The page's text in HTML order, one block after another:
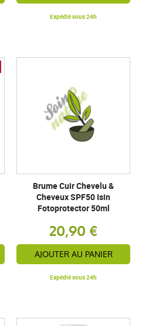
Expédié sous 24h
Brume Cuir Chevelu &
Cheveux SPF50 Isin
Fotoprotector 50ml
20,90 €
AJOUTER AU PANIER
Expédié sous 24h